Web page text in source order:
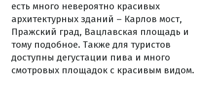
есть много невероятно красивых
архитектурных зданий – Карлов мост,
Пражский град, Вацлавская площадь и
тому подобное. Также для туристов
доступны дегустации пива и много
смотровых площадок с красивым видом.